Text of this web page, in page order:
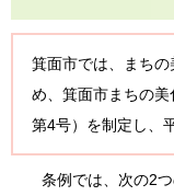
箕面市では、まち
め、箕面市まちの
第4号）を制定し、
条例では、次の2